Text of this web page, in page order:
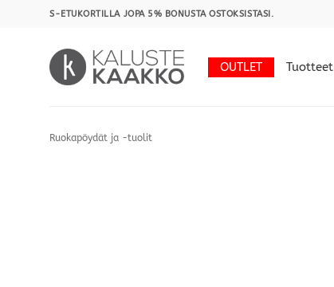
S-ETUKORTILLA JOPA 5% BONUSTA OSTOKSISTASI.
OUTLET Tuotteet
Ruokapöydät ja -tuolit